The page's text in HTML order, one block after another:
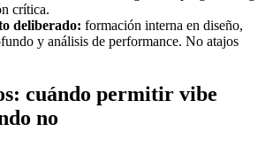
crítica.
deliberado: formación interna en diseño,
y análisis de performance. No atajos
cuándo permitir vibe
no